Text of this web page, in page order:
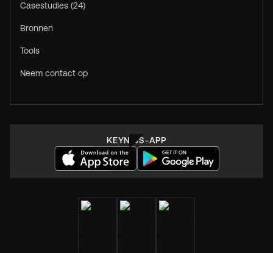
Casestudies (24)
Bronnen
Tools
Neem contact op
KEYNIUS-APP